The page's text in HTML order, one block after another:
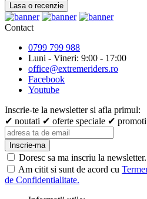
Lasa o recenzie
Contact
0799 799 988
Luni - Vineri: 9:00 - 17:00
office@extremeriders.ro
Facebook
Youtube
Inscrie-te la newsletter si afla primul:
✔ noutati ✔ oferte speciale ✔
Inscrie-ma
Doresc sa ma inscriu la newsletter.
Am citit si sunt de acord cu
de Confidentialitate.